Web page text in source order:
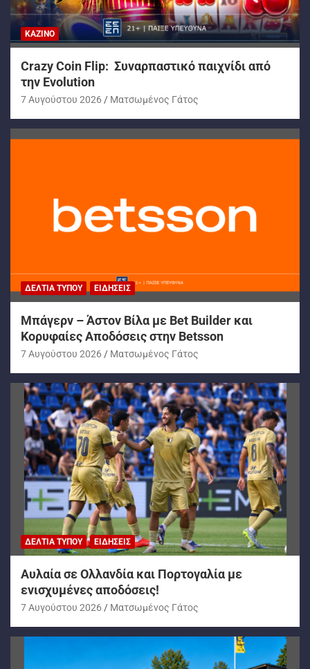
ΚΑΖΊΝΟ
Crazy Coin Flip: Συναρπαστικό παιχνίδι από
την Evolution
7 Αυγούστου 2026 Ματσωμένος Γάτος
ΔΕΛΤΊΑ ΤΎΠΟΥ ΕΙΔΉΣΕΙΣ
Μπάγερν – Άστον Βίλα με Bet Builder και
Κορυφαίες Αποδόσεις στην Betsson
7 Αυγούστου 2026 Ματσωμένος Γάτος
ΔΕΛΤΊΑ ΤΎΠΟΥ ΕΙΔΉΣΕΙΣ
Αυλαία σε Ολλανδία και Πορτογαλία με
ενισχυμένες αποδόσεις!
7 Αυγούστου 2026 Ματσωμένος Γάτος